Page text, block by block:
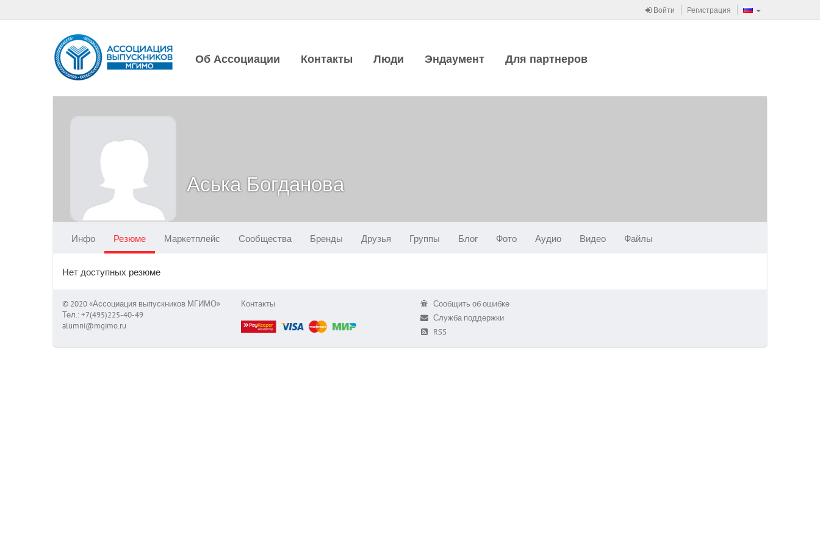
Войти Регистрация
Об Ассоциации Контакты Люди Эндаумент Для партнеров
Аська Богданова
Инфо Резюме Маркетплейс Сообщества Бренды Друзья Группы Блог Фото Аудио Видео Файлы
Нет доступных резюме
© 2020 «Ассоциация выпускников МГИМО»
Тел.: +7(495)225-40-49
alumni@mgimo.ru
Контакты
Сообщить об ошибке
Служба поддержки
RSS